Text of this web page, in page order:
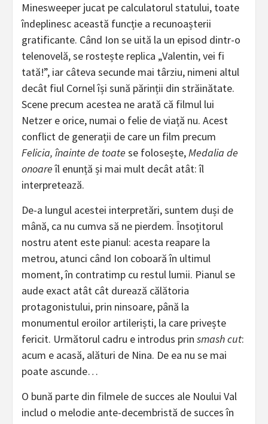
Minesweeper jucat pe calculatorul statului, toate
îndeplinesc această funcție a recunoașterii
gratificante. Când Ion se uită la un episod dintr-o
telenovelă, se rostește replica „Valentin, vei fi
tată!”, iar câteva secunde mai târziu, nimeni altul
decât fiul Cornel își sună părinții din străinătate.
Scene precum acestea ne arată că filmul lui
Netzer e orice, numai o felie de viață nu. Acest
conflict de generații de care un film precum
Felicia, înainte de toate se folosește,Medalia de
onoareîl enunță și mai mult decât atât: îl
interpretează.
De-a lungul acestei interpretări, suntem duși de
mână, ca nu cumva să ne pierdem. Însoțitorul
nostru atent este pianul: acesta reapare la
metrou, atunci când Ion coboară în ultimul
moment, în contratimp cu restul lumii. Pianul se
aude exact atât cât durează călătoria
protagonistului, prin ninsoare, până la
monumentul eroilor artileriști, la care privește
fericit. Următorul cadru e introdus prin smash cut:
acum e acasă, alături de Nina. De ea nu se mai
poate ascunde…
O bună parte din filmele de succes ale Noului Val
includ o melodie ante-decembristă de succes în